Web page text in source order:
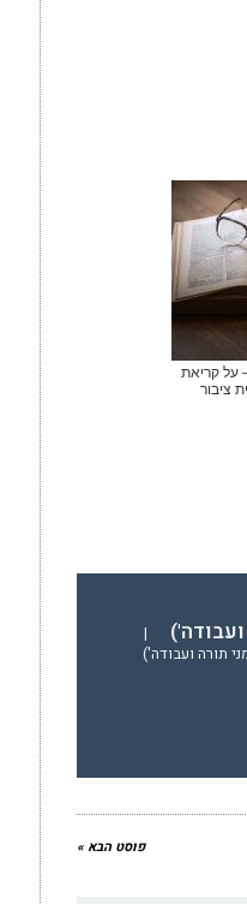
על קריאת
ציבור
|
תורה ועבודה')
פוסט הבא »